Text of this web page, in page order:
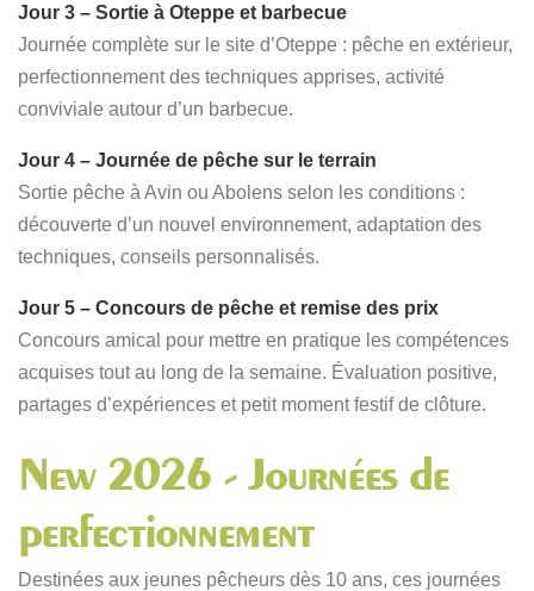
Jour 3 – Sortie à Oteppe et barbecue
Journée complète sur le site d’Oteppe : pêche en extérieur,
perfectionnement des techniques apprises, activité
conviviale autour d’un barbecue.
Jour 4 – Journée de pêche sur le terrain
Sortie pêche à Avin ou Abolens selon les conditions :
découverte d’un nouvel environnement, adaptation des
techniques, conseils personnalisés.
Jour 5 – Concours de pêche et remise des prix
Concours amical pour mettre en pratique les compétences
acquises tout au long de la semaine. Évaluation positive,
partages d’expériences et petit moment festif de clôture.
New 2026 - Journées de
perfectionnement
Destinées aux jeunes pêcheurs dès 10 ans, ces journées